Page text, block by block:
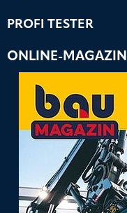
PROFI TESTER
ONLINE-MAGAZIN